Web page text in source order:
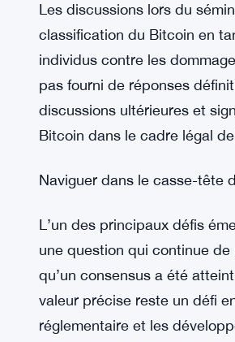
le parcours légal du Bitcoin
séminaire a réuni des
Bitcoin en tant que propriété
lors du séminaire était clair :
comme une propriété,
entourant son statut légal.
Les discussions lors du
individus contre les
pas fourni de réponses
discussions ultérieures et
Bitcoin dans le cadre légal